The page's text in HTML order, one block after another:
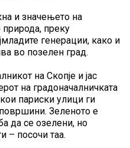
и значењето на
преку
генерации, како и
во позелен град.
на Скопје и јас
на градоначалничката
париски улици ги
Зеленото е
да се озелени, но
– посочи таа.